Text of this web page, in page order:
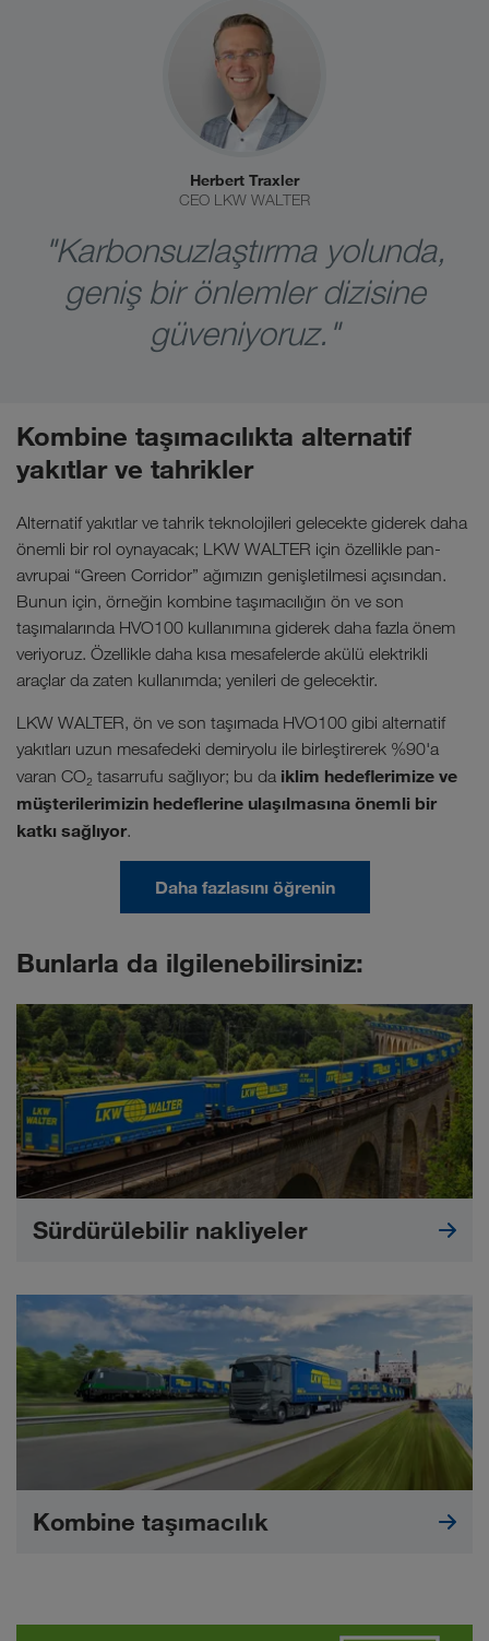
Herbert Traxler
CEO LKW WALTER
"Karbonsuzlaştırma yolunda,
geniş bir önlemler dizisine
güveniyoruz."
Kombine taşımacılıkta alternatif
yakıtlar ve tahrikler
Alternatif yakıtlar ve tahrik teknolojileri gelecekte giderek daha
önemli bir rol oynayacak; LKW WALTER için özellikle pan-
avrupai “Green Corridor” ağımızın genişletilmesi açısından.
Bunun için, örneğin kombine taşımacılığın ön ve son
taşımalarında HVO100 kullanımına giderek daha fazla önem
veriyoruz. Özellikle daha kısa mesafelerde akülü elektrikli
araçlar da zaten kullanımda; yenileri de gelecektir.
LKW WALTER, ön ve son taşımada HVO100 gibi alternatif
yakıtları uzun mesafedeki demiryolu ile birleştirerek %90'a
varan CO₂ tasarrufu sağlıyor; bu da iklim hedeflerimize ve
müşterilerimizin hedeflerine ulaşılmasına önemli bir
katkı sağlıyor.
Daha fazlasını öğrenin
Bunlarla da ilgilenebilirsiniz:
Sürdürülebilir nakliyeler
Kombine taşımacılık